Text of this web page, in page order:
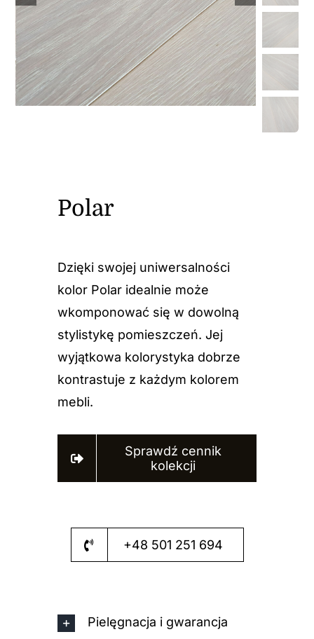
Polar
Dzięki swojej uniwersalności
kolor Polar idealnie może
wkomponować się w dowolną
stylistykę pomieszczeń. Jej
wyjątkowa kolorystyka dobrze
kontrastuje z każdym kolorem
mebli.
Sprawdź cennik
kolekcji
+48 501 251 694
Pielęgnacja i gwarancja